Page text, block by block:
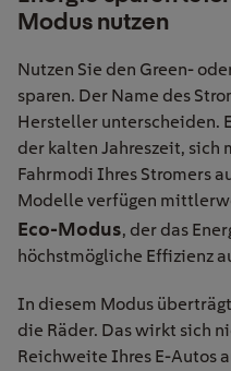
Modus nutzen
Nutzen Sie den Green-
sparen. Der Name des
Hersteller unterscheiden.
der kalten Jahreszeit, sich
Fahrmodi Ihres Stromers
Modelle verfügen
Eco-Modus, der das
höchstmögliche Effizienz
In diesem Modus
die Räder. Das wirkt sich
Reichweite Ihres E-Autos